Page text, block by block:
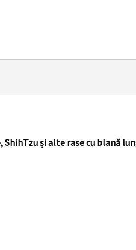
ShihTzu și alte rase cu blană